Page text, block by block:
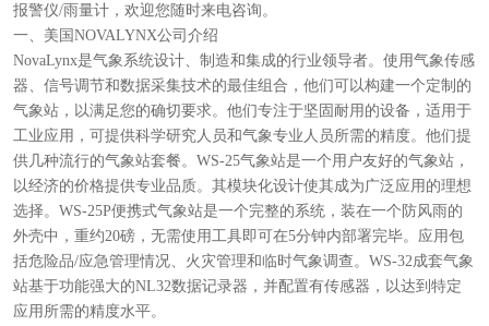
报警仪/雨量计，欢迎您随时来电咨询。
一、美国NOVALYNX公司介绍
NovaLynx是气象系统设计、制造和集成的行业领导者。使用气象传感
器、信号调节和数据采集技术的最佳组合，他们可以构建一个定制的
气象站，以满足您的确切要求。他们专注于坚固耐用的设备，适用于
工业应用，可提供科学研究人员和气象专业人员所需的精度。他们提
供几种流行的气象站套餐。WS-25气象站是一个用户友好的气象站，
以经济的价格提供专业品质。其模块化设计使其成为广泛应用的理想
选择。WS-25P便携式气象站是一个完整的系统，装在一个防风雨的
外壳中，重约20磅，无需使用工具即可在5分钟内部署完毕。应用包
括危险品/应急管理情况、火灾管理和临时气象调查。WS-32成套气象
站基于功能强大的NL32数据记录器，并配置有传感器，以达到特定
应用所需的精度水平。